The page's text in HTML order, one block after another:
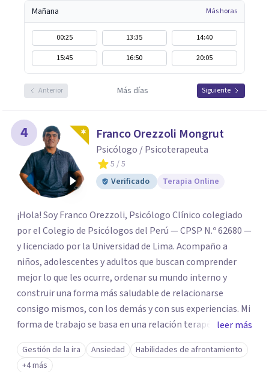
Mañana Más horas
00:25 13:35
14:40
15:45
16:50 20:05
Anterior Más días Siguiente
4 Franco Orezzoli Mongrut
Psicólogo / Psicoterapeuta
5 / 5
Verificado
Terapia Online
¡Hola! Soy Franco Orezzoli, Psicólogo Clínico colegiado
por el Colegio de Psicólogos del Perú — CPSP N.º 62680 —
y licenciado por la Universidad de Lima. Acompaño a
niños, adolescentes y adultos que buscan comprender
mejor lo que les ocurre, ordenar su mundo interno y
construir una forma más saludable de relacionarse
consigo mismos, con los demás y con sus experiencias. Mi
forma de trabajo se basa en una relación terapéutica
cercana, genuina y respetuosa, donde puedas expresarte
con libertad, sin juicios y a tu propio ritmo.
leer más
Gestión de la ira Ansiedad
Habilidades de afrontamiento
+4 más